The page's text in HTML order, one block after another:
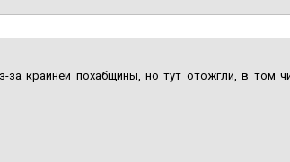
за крайней похабщины, но тут отожгли, в том